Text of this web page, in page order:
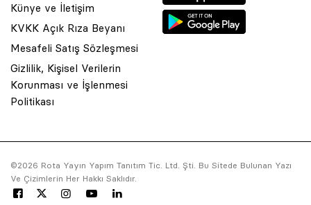
Künye ve İletişim
KVKK Açık Rıza Beyanı
Mesafeli Satış Sözleşmesi
Gizlilik, Kişisel Verilerin
Korunması ve İşlenmesi
Politikası
©2026 Rota Yayın Yapım Tanıtım Tic. Ltd. Şti. Bu Sitede Bulunan Yazı
Ve Çizimlerin Her Hakkı Saklıdır.
© 2001 Rota Yayın Yapım Tanıtım Tic. Ltd. Şti. Bu Sitede Bulunan
Asquared WordPress Agencytarafından tasarlanmış ve